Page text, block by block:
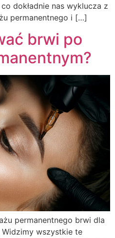
dokładnie nas wyklucza z
permanentnego i […]
brwi po
permanentnego brwi dla
wszystkie te